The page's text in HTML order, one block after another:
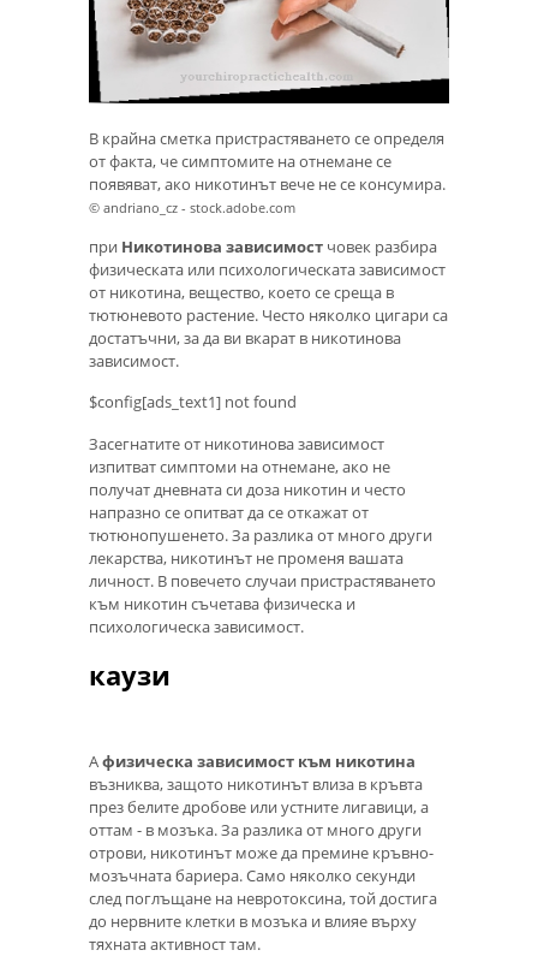
В крайна сметка пристрастяването се определя
от факта, че симптомите на отнемане се
появяват, ако никотинът вече не се консумира.
© andriano_cz - stock.adobe.com
при Никотинова зависимост човек разбира
физическата или психологическата зависимост
от никотина, вещество, което се среща в
тютюневото растение. Често няколко цигари са
достатъчни, за да ви вкарат в никотинова
зависимост.
$config[ads_text1] not found
Засегнатите от никотинова зависимост
изпитват симптоми на отнемане, ако не
получат дневната си доза никотин и често
напразно се опитват да се откажат от
тютюнопушенето. За разлика от много други
лекарства, никотинът не променя вашата
личност. В повечето случаи пристрастяването
към никотин съчетава физическа и
психологическа зависимост.
каузи
Афизическа зависимост към никотина
възниква, защото никотинът влиза в кръвта
през белите дробове или устните лигавици, а
оттам - в мозъка. За разлика от много други
отрови, никотинът може да премине кръвно-
мозъчната бариера. Само няколко секунди
след поглъщане на невротоксина, той достига
до нервните клетки в мозъка и влияе върху
тяхната активност там.